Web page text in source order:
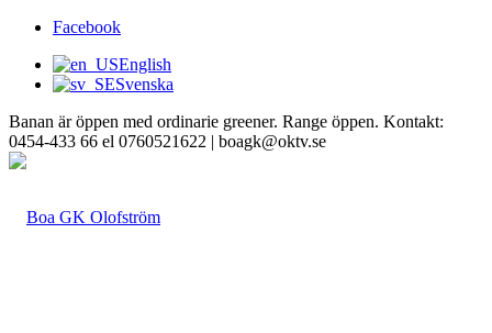
Facebook
English
Svenska
Banan är öppen med ordinarie greener. Range öppen. Kontakt:
0454-433 66 el 0760521622 | boagk@oktv.se